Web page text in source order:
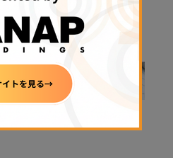
資産・ステーブ